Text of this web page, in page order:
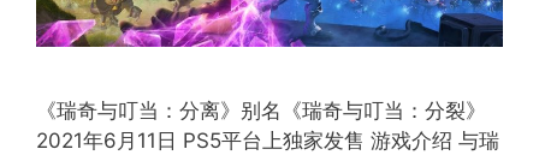
《瑞奇与叮当：分离》别名《瑞奇与叮当：分裂》
2021年6月11日 PS5平台上独家发售 游戏介绍 与瑞